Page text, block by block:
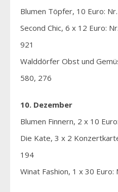
Blumen Töpfer, 10 Euro:
Second Chic, 6 x 12 Euro:
921
Walddörfer Obst und
580, 276
10. Dezember
Blumen Finnern, 2 x 10
Die Kate, 3 x 2
194
Winat Fashion, 1 x 30 Euro: